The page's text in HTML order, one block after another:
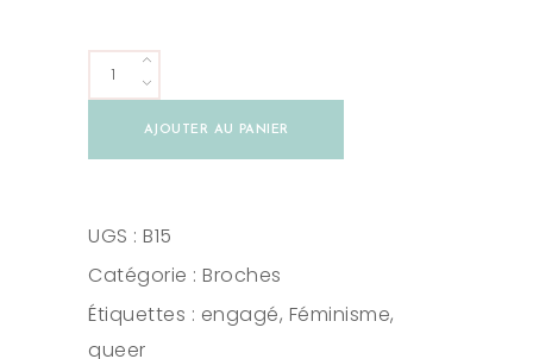
Burn
the
PatriarchyAJOUTER AU PANIER
UGS :B15
Catégorie :Broches
Étiquettes : engagé, Féminisme,
queer